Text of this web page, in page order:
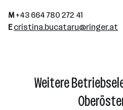
M+43 664 780 272 41
E cristina.bucataru@ringer.at
Weitere